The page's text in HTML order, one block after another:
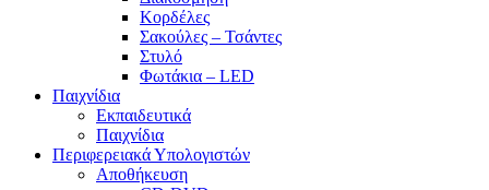
Κορδέλες
Σακούλες – Τσάντες
Στυλό
Φωτάκια – LED
Παιχνίδια
Εκπαιδευτικά
Παιχνίδια
Περιφερειακά Υπολογιστών
Αποθήκευση